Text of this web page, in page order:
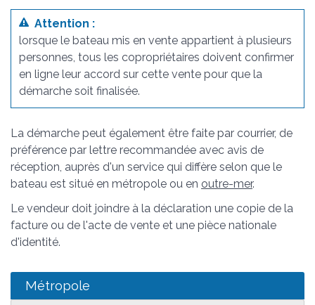
Attention :
lorsque le bateau mis en vente appartient à plusieurs
personnes, tous les copropriétaires doivent confirmer
en ligne leur accord sur cette vente pour que la
démarche soit finalisée.
La démarche peut également être faite par courrier, de
préférence par lettre recommandée avec avis de
réception, auprès d'un service qui diffère selon que le
bateau est situé en métropole ou en outre-mer.
Le vendeur doit joindre à la déclaration une copie de la
facture ou de l'acte de vente et une pièce nationale
d'identité.
Métropole